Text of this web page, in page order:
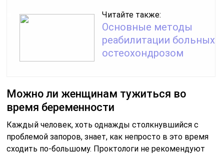
Читайте также:
Основные методы
реабилитации больных
остеохондрозом
Можно ли женщинам тужиться во
время беременности
Каждый человек, хоть однажды столкнувшийся с
проблемой запоров, знает, как непросто в это время
сходить по-большому. Проктологи не рекомендуют